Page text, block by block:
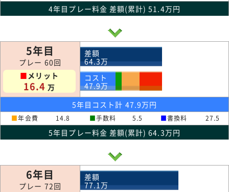
4年目プレー料金 差額(累計) 51.4万円
5年目
プレー 60回
■メリット
16.4 万
差額
64.3万
コスト
47.9万
5年目コスト計 47.9万円
■年会費 14.8 ■手数料 5.5 ■書換料 27.5
5年目プレー料金 差額(累計) 64.3万円
6年目
プレー 72回
差額
77.1万